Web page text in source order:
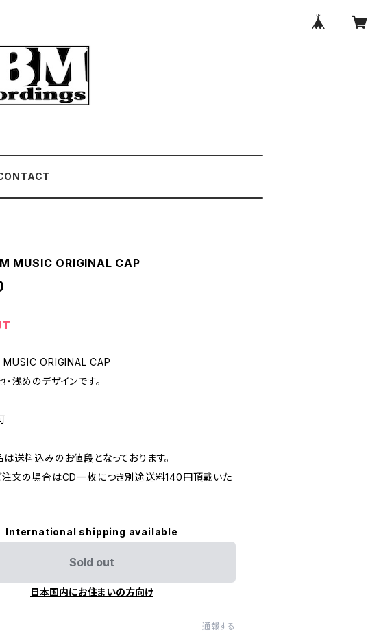
MUSIC ORIGINAL CAP
ORIGINAL CAP
浅めのデザインです。
は送料込みのお値段となっております。
文の場合はCD一枚につき別途送料140円頂戴いた
International shipping available
Sold out
日本国内にお住まいの方向け
通報する